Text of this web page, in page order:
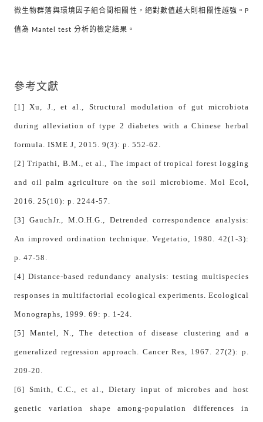
微生物群落與環境因子組合間相關性，絕對數值越大則相關性越強。 P
值為 Mantel test 分析的檢定結果。
參考文獻
[1] Xu, J., et al., Structural modulation of gut microbiota
during alleviation of type 2 diabetes with a Chinese herbal
formula. ISME J, 2015. 9(3): p. 552-62.
[2] Tripathi, B.M., et al., The impact of tropical forest logging
and oil palm agriculture on the soil microbiome. Mol Ecol,
2016. 25(10): p. 2244-57.
[3] GauchJr., M.O.H.G., Detrended correspondence analysis:
An improved ordination technique. Vegetatio, 1980. 42(1-3):
p. 47-58.
[4] Distance-based redundancy analysis: testing multispecies
responses in multifactorial ecological experiments. Ecological
Monographs, 1999. 69: p. 1-24.
[5] Mantel, N., The detection of disease clustering and a
generalized regression approach. Cancer Res, 1967. 27(2): p.
209-20.
[6] Smith, C.C., et al., Dietary input of microbes and host
genetic variation shape among-population differences in